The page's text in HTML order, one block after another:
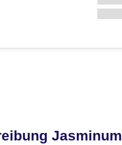
Jasminum